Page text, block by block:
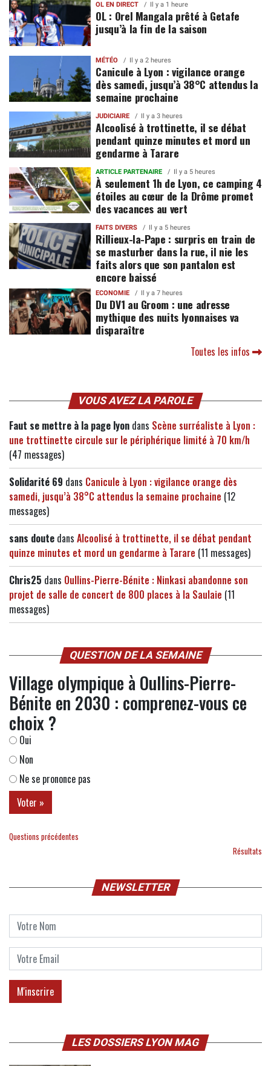
OL EN DIRECT Il y a 1 heure
OL : Orel Mangala prêté à Getafe
jusqu’à la fin de la saison
MÉTÉO Il y a 2 heures
Canicule à Lyon : vigilance orange
dès samedi, jusqu’à 38°C attendus la
semaine prochaine
JUDICIAIRE Il y a 3 heures
Alcoolisé à trottinette, il se débat
pendant quinze minutes et mord un
gendarme à Tarare
ARTICLE PARTENAIRE Il y a 5 heures
À seulement 1h de Lyon, ce camping 4
étoiles au cœur de la Drôme promet
des vacances au vert
FAITS DIVERS Il y a 5 heures
Rillieux-la-Pape : surpris en train de
se masturber dans la rue, il nie les
faits alors que son pantalon est
encore baissé
ECONOMIE Il y a 7 heures
Du DV1 au Groom : une adresse
mythique des nuits lyonnaises va
disparaître
Toutes les infos
VOUS AVEZ LA PAROLE
Faut se mettre à la page lyon dans Scène surréaliste à Lyon :
une trottinette circule sur le périphérique limité à 70 km/h
(47 messages)
Solidarité 69 dans Canicule à Lyon : vigilance orange dès
samedi, jusqu’à 38°C attendus la semaine prochaine (12
messages)
sans doute dans Alcoolisé à trottinette, il se débat pendant
quinze minutes et mord un gendarme à Tarare (11 messages)
Chris25 dans Oullins-Pierre-Bénite : Ninkasi abandonne son
projet de salle de concert de 800 places à la Saulaie (11
messages)
QUESTION DE LA SEMAINE
Village olympique à Oullins-Pierre-
Bénite en 2030 : comprenez-vous ce
choix ?
Oui
Non
Ne se prononce pas
Questions précédentes
Résultats
NEWSLETTER
LES DOSSIERS LYON MAG